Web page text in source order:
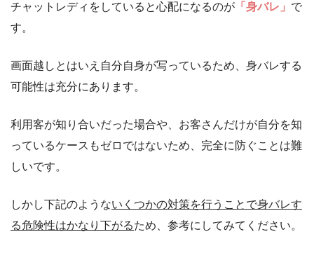
チャットレディをしていると心配になるのが 「身バレ」 で
す。
画面越しとはいえ自分自身が写っているため、身バレする
可能性は充分にあります。
利用客が知り合いだった場合や、お客さんだけが自分を知
っているケースもゼロではないため、完全に防ぐことは難
しいです。
しかし下記のようないくつかの対策を行うことで身バレす
る危険性はかなり下がるため、参考にしてみてください。